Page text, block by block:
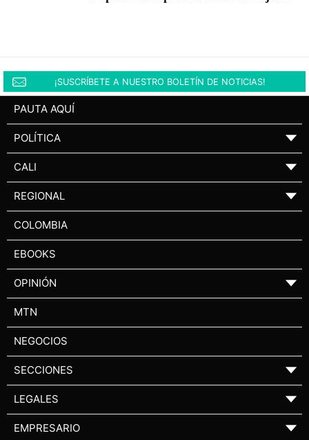
¡SUSCRÍBETE A NUESTRO BOLETÍN DE NOTICIAS!
PAUTA AQUÍ
POLÍTICA ▼
CALI ▼
REGIONAL ▼
COLOMBIA
EBOOKS
OPINIÓN ▼
MTN
NEGOCIOS
SECCIONES ▼
LEGALES ▼
EMPRESARIO ▼